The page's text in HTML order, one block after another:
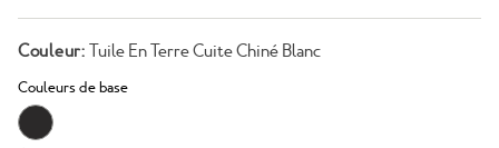
Couleur: Tuile En Terre Cuite Chiné Blanc
Couleurs de base